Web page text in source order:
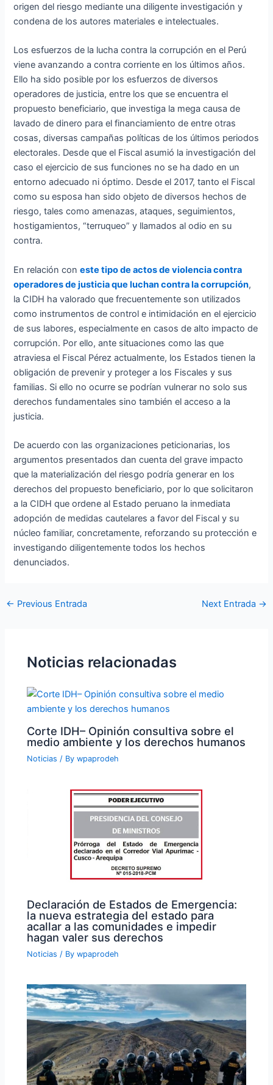
origen del riesgo mediante una diligente investigación y
condena de los autores materiales e intelectuales.
Los esfuerzos de la lucha contra la corrupción en el Perú
viene avanzando a contra corriente en los últimos años.
Ello ha sido posible por los esfuerzos de diversos
operadores de justicia, entre los que se encuentra el
propuesto beneficiario, que investiga la mega causa de
lavado de dinero para el financiamiento de entre otras
cosas, diversas campañas políticas de los últimos periodos
electorales. Desde que el Fiscal asumió la investigación del
caso el ejercicio de sus funciones no se ha dado en un
entorno adecuado ni óptimo. Desde el 2017, tanto el Fiscal
como su esposa han sido objeto de diversos hechos de
riesgo, tales como amenazas, ataques, seguimientos,
hostigamientos, “terruqueo” y llamados al odio en su
contra.
En relación coneste tipo de actos de violencia contra
operadores de justicia que luchan contra la corrupción,
la CIDH ha valorado que frecuentemente son utilizados
como instrumentos de control e intimidación en el ejercicio
de sus labores, especialmente en casos de alto impacto de
corrupción. Por ello, ante situaciones como las que
atraviesa el Fiscal Pérez actualmente, los Estados tienen la
obligación de prevenir y proteger a los Fiscales y sus
familias. Si ello no ocurre se podrían vulnerar no solo sus
derechos fundamentales sino también el acceso a la
justicia.
De acuerdo con las organizaciones peticionarias, los
argumentos presentados dan cuenta del grave impacto
que la materialización del riesgo podría generar en los
derechos del propuesto beneficiario, por lo que solicitaron
a la CIDH que ordene al Estado peruano la inmediata
adopción de medidas cautelares a favor del Fiscal y su
núcleo familiar, concretamente, reforzando su protección e
investigando diligentemente todos los hechos
denunciados.
← Previous Entrada Next Entrada →
Noticias relacionadas
Corte IDH– Opinión consultiva sobre el
medio ambiente y los derechos humanos
Noticias / Bywpaprodeh
Declaración de Estados de Emergencia:
la nueva estrategia del estado para
acallar a las comunidades e impedir
hagan valer sus derechos
Noticias / Bywpaprodeh